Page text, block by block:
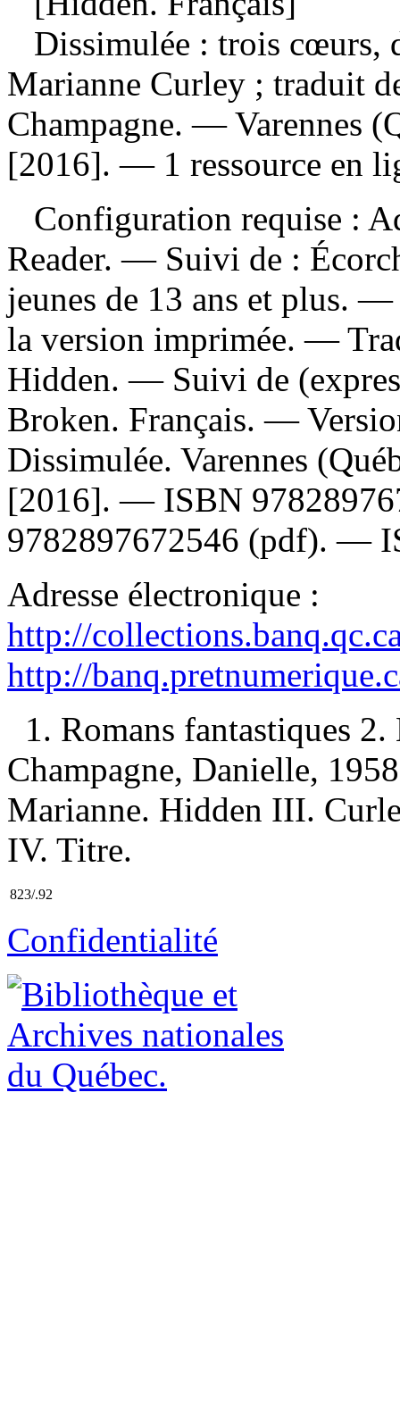
Dissimulée : trois cœurs,
Marianne Curley ; traduit
Champagne. — Varennes
[2016]. — 1 ressource en
Configuration requise :
Reader. — Suivi de :
jeunes de 13 ans et plus.
la version imprimée. —
Hidden. — Suivi de
Broken. Français. —
Dissimulée. Varennes
[2016]. — ISBN
9782897672546 (pdf). —
Adresse électronique :
http://
http://
1. Romans fantastiques
Champagne, Danielle,
Marianne. Hidden III.
IV. Titre.
823/.92
Confidentialité